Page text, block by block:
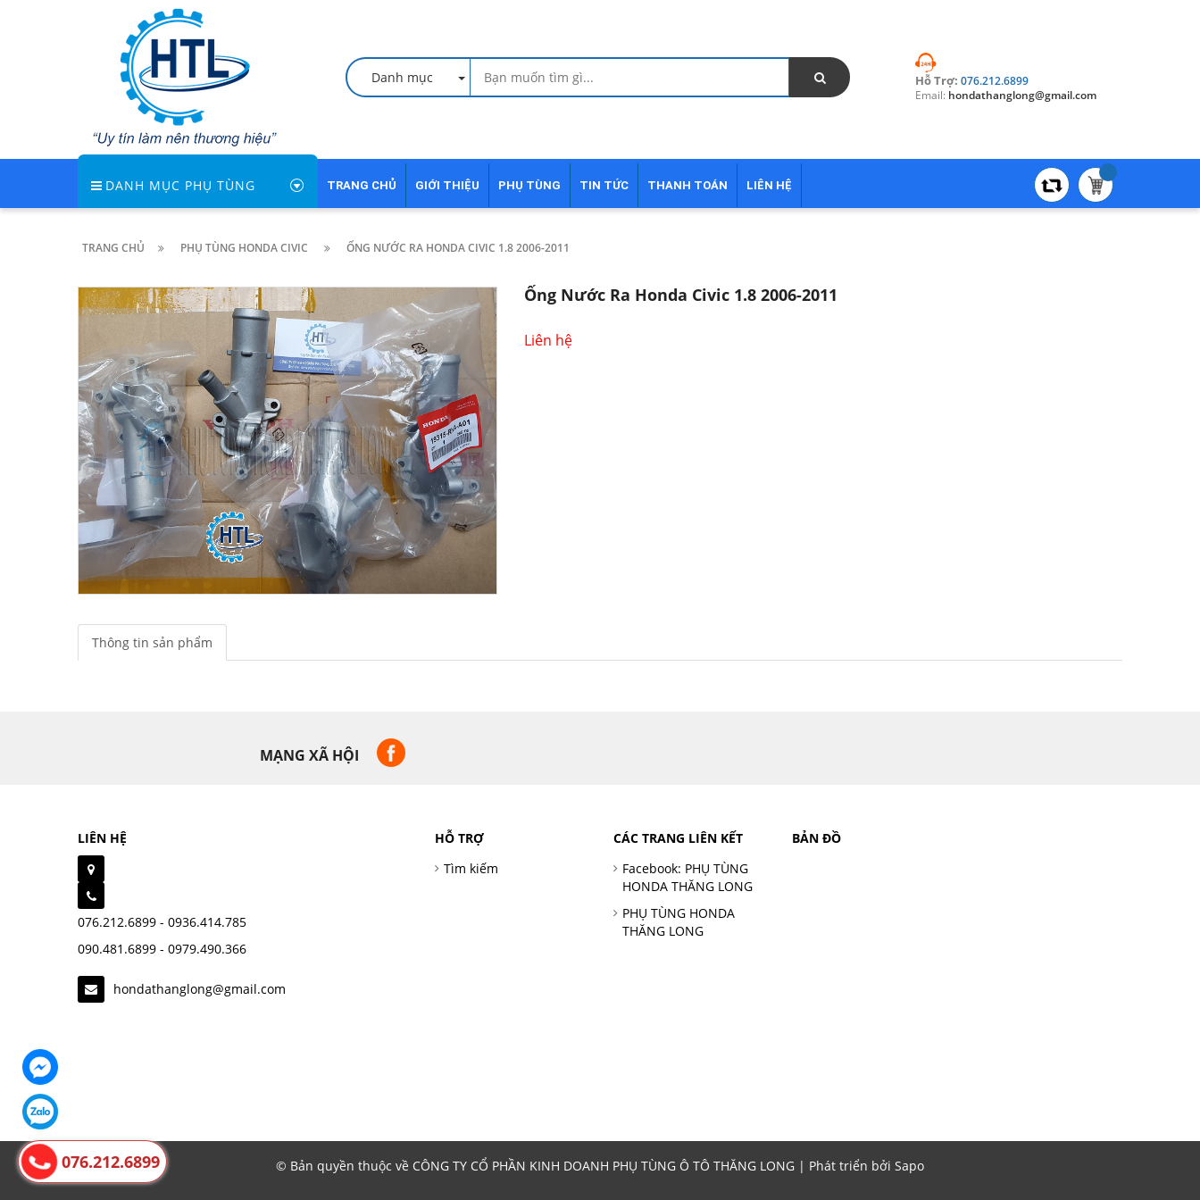
Danh mục Hỗ Trợ: 076.212.6899
Email: hondathanglong@gmail.com
DANH MỤC PHỤ TÙNG TRANG CHỦ GIỚI THIỆU PHỤ TÙNG TIN TỨC THANH TOÁN LIÊN HỆ
TRANG CHỦ PHỤ TÙNG HONDA CIVIC ỐNG NƯỚC RA HONDA CIVIC 1.8 2006-2011
Ống Nước Ra Honda Civic 1.8 2006-2011
Liên hệ
Thông tin sản phẩm
MẠNG XÃ HỘI
LIÊN HỆ
076.212.6899 - 0936.414.785
090.481.6899 - 0979.490.366
hondathanglong@gmail.com
HỖ TRỢ
Tìm kiếm
CÁC TRANG LIÊN KẾT
Facebook: PHỤ TÙNG
HONDA THĂNG LONG
PHỤ TÙNG HONDA
THĂNG LONG
BẢN ĐỒ
© Bản quyền thuộc về CÔNG TY CỔ PHẦN KINH DOANH PHỤ TÙNG Ô TÔ THĂNG LONG | Phát triển bởi Sapo
076.212.6899